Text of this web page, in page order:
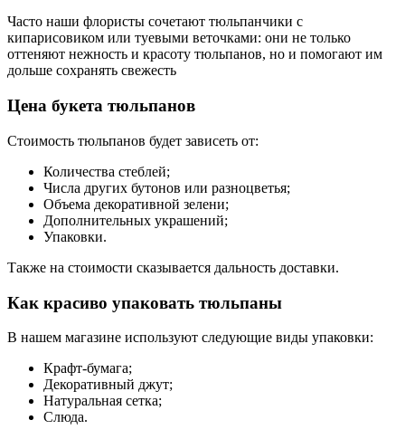
Часто наши флористы сочетают тюльпанчики с
кипарисовиком или туевыми веточками: они не только
оттеняют нежность и красоту тюльпанов, но и помогают им
дольше сохранять свежесть
Цена букета тюльпанов
Стоимость тюльпанов будет зависеть от:
Количества стеблей;
Числа других бутонов или разноцветья;
Объема декоративной зелени;
Дополнительных украшений;
Упаковки.
Также на стоимости сказывается дальность доставки.
Как красиво упаковать тюльпаны
В нашем магазине используют следующие виды упаковки:
Крафт-бумага;
Декоративный джут;
Натуральная сетка;
Слюда.